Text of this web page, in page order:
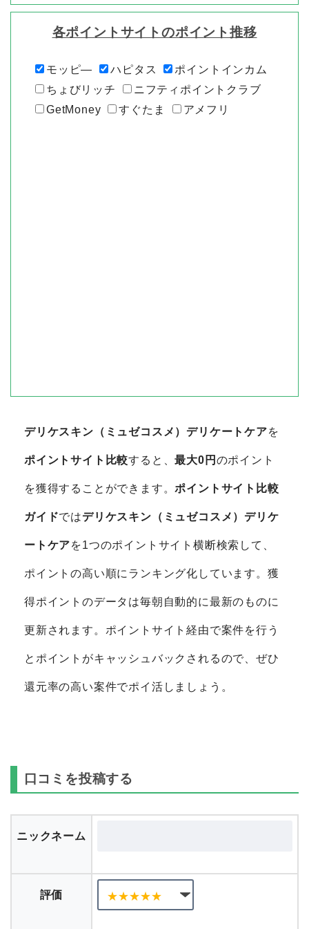
各ポイントサイトのポイント推移
モッピ― ハピタス
ポイントインカム
ちょびリッチ
ニフティポイントクラブ
GetMoney
すぐたま アメフリ
デリケスキン（ミュゼコスメ）デリケートケアを
ポイントサイト比較すると、最大0円 のポイント
を獲得することができます。ポイントサイト比較
ガイドではデリケスキン（ミュゼコスメ）デリケ
ートケアを1つのポイントサイト横断検索して、
ポイントの高い順にランキング化しています。獲
得ポイントのデータは毎朝自動的に最新のものに
更新されます。ポイントサイト経由で案件を行う
とポイントがキャッシュバックされるので、ぜひ
還元率の高い案件でポイ活しましょう。
口コミを投稿する
ニックネーム
評価